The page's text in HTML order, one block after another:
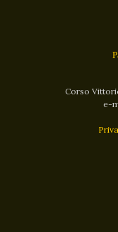
Corso
e-